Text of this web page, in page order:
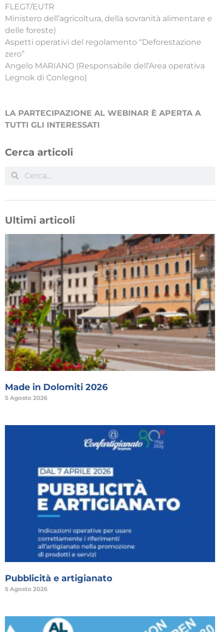
FLEGT/EUTR
Ministero dell’agricoltura, della sovranità alimentare e
delle foreste)
Aspetti operativi del regolamento “Deforestazione
zero”
Angelo MARIANO (Responsabile dell’Area operativa
Legnok di Conlegno)
LA PARTECIPAZIONE AL WEBINAR È APERTA A
TUTTI GLI INTERESSATI
Cerca articoli
Ultimi articoli
Made in Dolomiti 2026
5 Agosto 2026
Pubblicità e artigianato
5 Agosto 2026